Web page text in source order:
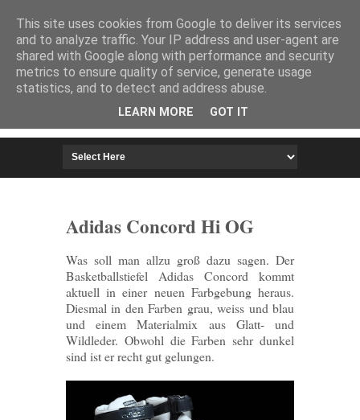
HOME IMPRESSUM
Adidas Concord Hi OG
Was soll man allzu groß dazu sagen. Der
Basketballstiefel Adidas Concord kommt
aktuell in einer neuen Farbgebung heraus.
Diesmal in den Farben grau, weiss und blau
und einem Materialmix aus Glatt- und
Wildleder. Obwohl die Farben sehr dunkel
sind ist er recht gut gelungen.
This site uses cookies from Google to deliver its services
and to analyze traffic. Your IP address and user-agent are
shared with Google along with performance and security
metrics to ensure quality of service, generate usage
statistics, and to detect and address abuse.
LEARN MORE GOT IT